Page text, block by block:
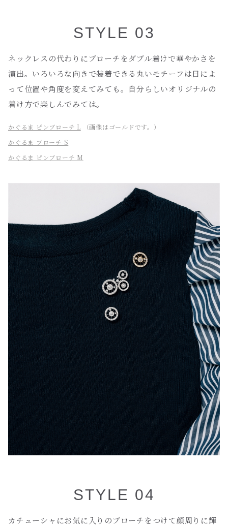
STYLE 03
ネックレスの代わりにブローチをダブル着けで華やかさを
演出。いろいろな向きで装着できる丸いモチーフは日によ
って位置や角度を変えてみても。自分らしいオリジナルの
着け方で楽しんでみては。
かぐるま ピンブローチ L （画像はゴールドです。）
かぐるま ブローチ S
かぐるま ピンブローチ M
STYLE 04
カチューシャにお気に入りのブローチをつけて顔周りに輝